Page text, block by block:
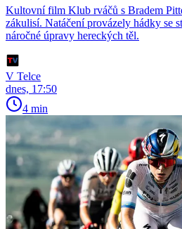
Kultovní film Klub rváčů s Bradem
zákulisí. Natáčení provázely hádky se
náročné úpravy hereckých těl.
V Telce
dnes, 17:50
4 min